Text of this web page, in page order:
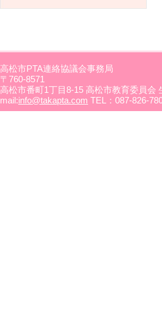
高松市PTA連絡協議会事務局
〒760-8571
高松市番町1丁目8-15 高松市教育委員会
mail:info@takapta.com TEL：087-826-